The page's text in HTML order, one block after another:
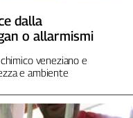
dalla
o allarmismi
veneziano e
e ambiente